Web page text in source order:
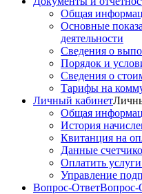
Общая
Основные
деятельности
Сведения о
Порядок и
Сведения о
Тарифы на
Личный кабинет
Общая
История
Квитанция на
Данные
Оплатить услуги
Управление
Вопрос-ОтветВопрос-